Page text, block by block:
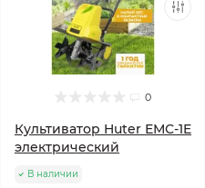
0
Культиватор Huter ЕМС-1E
электрический
В наличии